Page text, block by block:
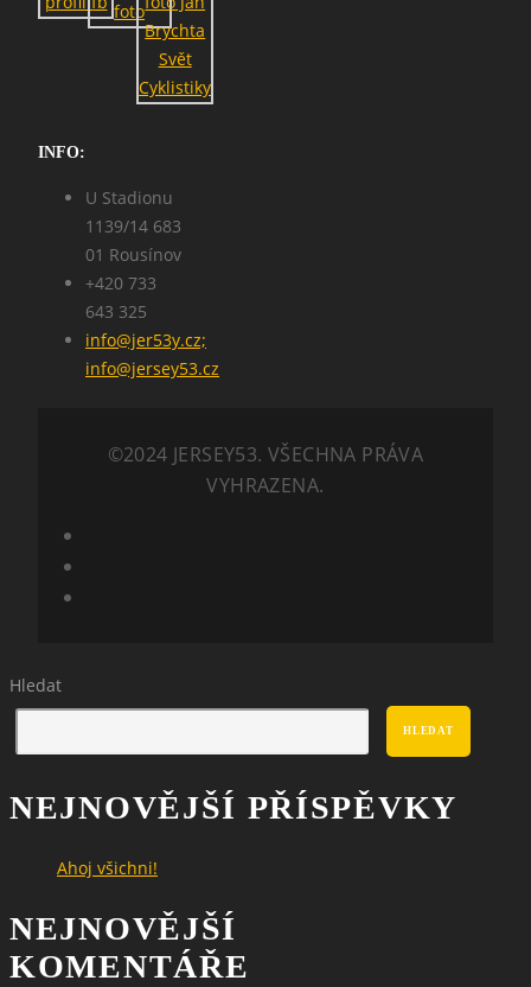
INFO:
U Stadionu
1139/14 683
01 Rousínov
+420 733
643 325
info@jer53y.cz;
info@jersey53.cz
©2024 JERSEY53. VŠECHNA PRÁVA
VYHRAZENA.
Hledat
HLEDAT
NEJNOVĚJŠÍ PŘÍSPĚVKY
Ahoj všichni!
NEJNOVĚJŠÍ
KOMENTÁŘE